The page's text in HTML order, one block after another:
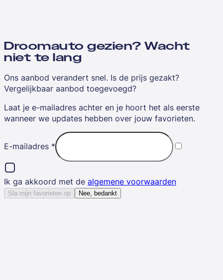
Droomauto gezien? Wacht
niet te lang
Ons aanbod verandert snel. Is de prijs gezakt?
Vergelijkbaar aanbod toegevoegd?
Laat je e-mailadres achter en je hoort het als eerste
wanneer we updates hebben over jouw favorieten.
E-mailadres *
Ik ga akkoord met de algemene voorwaarden
Sla mijn favorieten op Nee, bedankt